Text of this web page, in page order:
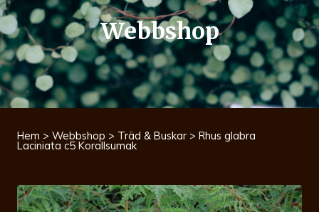
Webbshop
Hem > Webbshop > Träd & Buskar > Rhus glabra
Laciniata c5 Korallsumak